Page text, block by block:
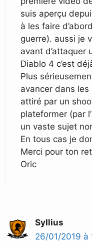
suis aperçu
à les faire
guerre). aussi je
avant d’attaquer
Diablo 4 c’est
Plus
avancer dans
attiré par un
plateformer (par
un vaste sujet
En tous cas je
Merci pour ton
Oric
Syllius
26/01/2019 à